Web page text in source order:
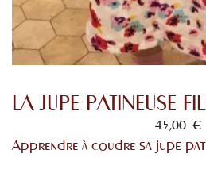
LA JUPE PATINEUSE
45,00 €
Apprendre à coudre sa jupe